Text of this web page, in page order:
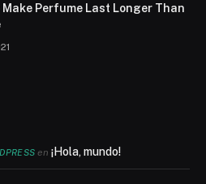
Make Perfume Last Longer Than
en¡Hola, mundo!